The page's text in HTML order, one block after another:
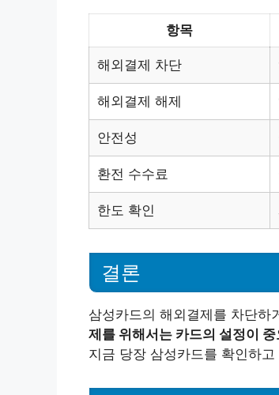
항목
해외결제 차단
해외결제 해제
안전성
환전 수수료
한도 확인
결론
삼성카드의 해외결제를 차단하
제를 위해서는 카드의 설정이
지금 당장 삼성카드를 확인하